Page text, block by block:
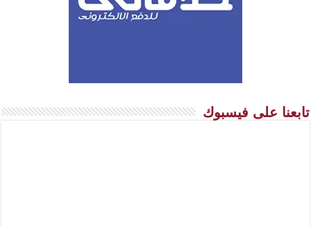
تابعنا على فيسبوك